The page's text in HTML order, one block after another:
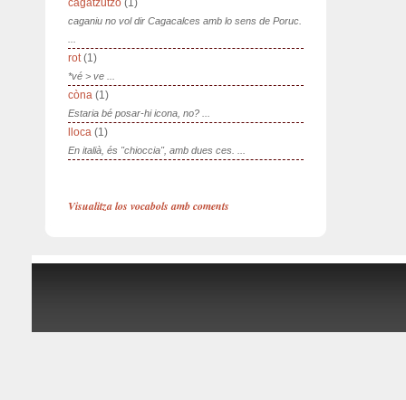
cagatzutzo (1)
caganiu no vol dir Cagacalces amb lo sens de Poruc.
rot(1)
*vé > ve ...
còna (1)
Estaria bé posar-hi icona, no? ...
lloca (1)
En italià, és "chioccia", amb dues ces. ...
Visualitza los vocabols amb coments